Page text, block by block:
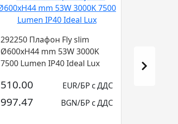
292250 Плафон Fly slim
Ø600xH44 mm 53W 3000K
7500 Lumen IP40 Ideal Lux
510.00 EUR/БР с ДДС
997.47 BGN/БР с ДДС